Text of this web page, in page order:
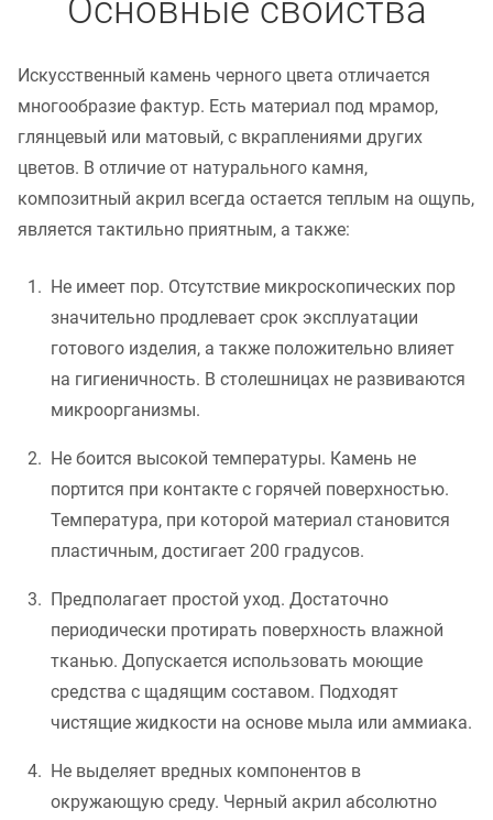
Основные свойства
Искусственный камень черного цвета отличается
многообразие фактур. Есть материал под мрамор,
глянцевый или матовый, с вкраплениями других
цветов. В отличие от натурального камня,
композитный акрил всегда остается теплым на ощупь,
является тактильно приятным, а также:
Не имеет пор. Отсутствие микроскопических пор
значительно продлевает срок эксплуатации
готового изделия, а также положительно влияет
на гигиеничность. В столешницах не развиваются
микроорганизмы.
Не боится высокой температуры. Камень не
портится при контакте с горячей поверхностью.
Температура, при которой материал становится
пластичным, достигает 200 градусов.
Предполагает простой уход. Достаточно
периодически протирать поверхность влажной
тканью. Допускается использовать моющие
средства с щадящим составом. Подходят
чистящие жидкости на основе мыла или аммиака.
Не выделяет вредных компонентов в
окружающую среду. Черный акрил абсолютно